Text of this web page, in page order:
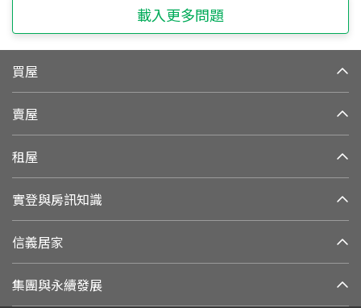
載入更多問題
買屋
賣屋
租屋
實登與房訊知識
信義居家
集團與永續發展